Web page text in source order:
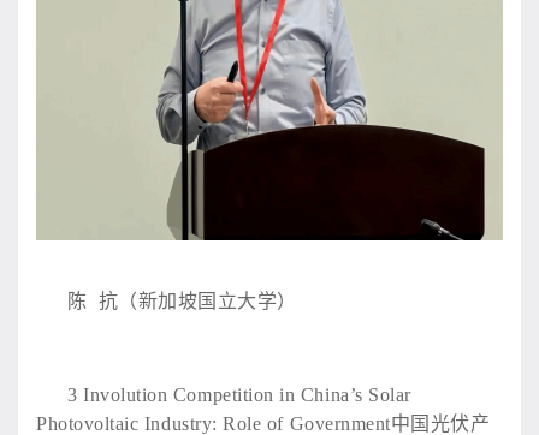
陈 抗（新加坡国立大学）
3 Involution Competition in China’s Solar
Photovoltaic Industry: Role of Government中国光伏产